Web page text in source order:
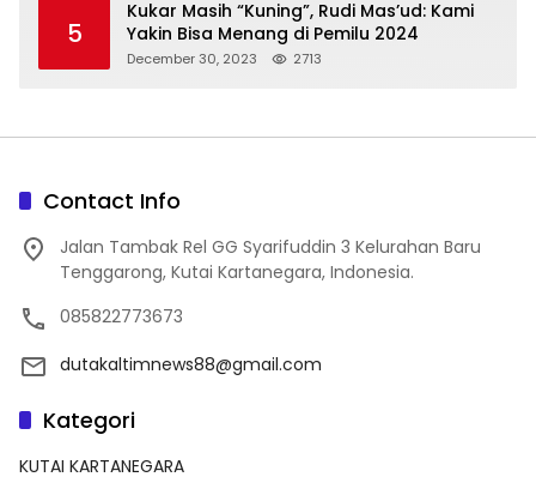
5
Kukar Masih “Kuning”, Rudi Mas’ud: Kami
Yakin Bisa Menang di Pemilu 2024
December 30, 2023 2713
Contact Info
Jalan Tambak Rel GG Syarifuddin 3 Kelurahan Baru
Tenggarong, Kutai Kartanegara, Indonesia.
085822773673
dutakaltimnews88@gmail.com
Kategori
KUTAI KARTANEGARA